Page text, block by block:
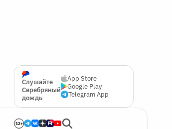
Слушайте
Серебряный
дождь
App Store
Google Play
Telegram App
12+